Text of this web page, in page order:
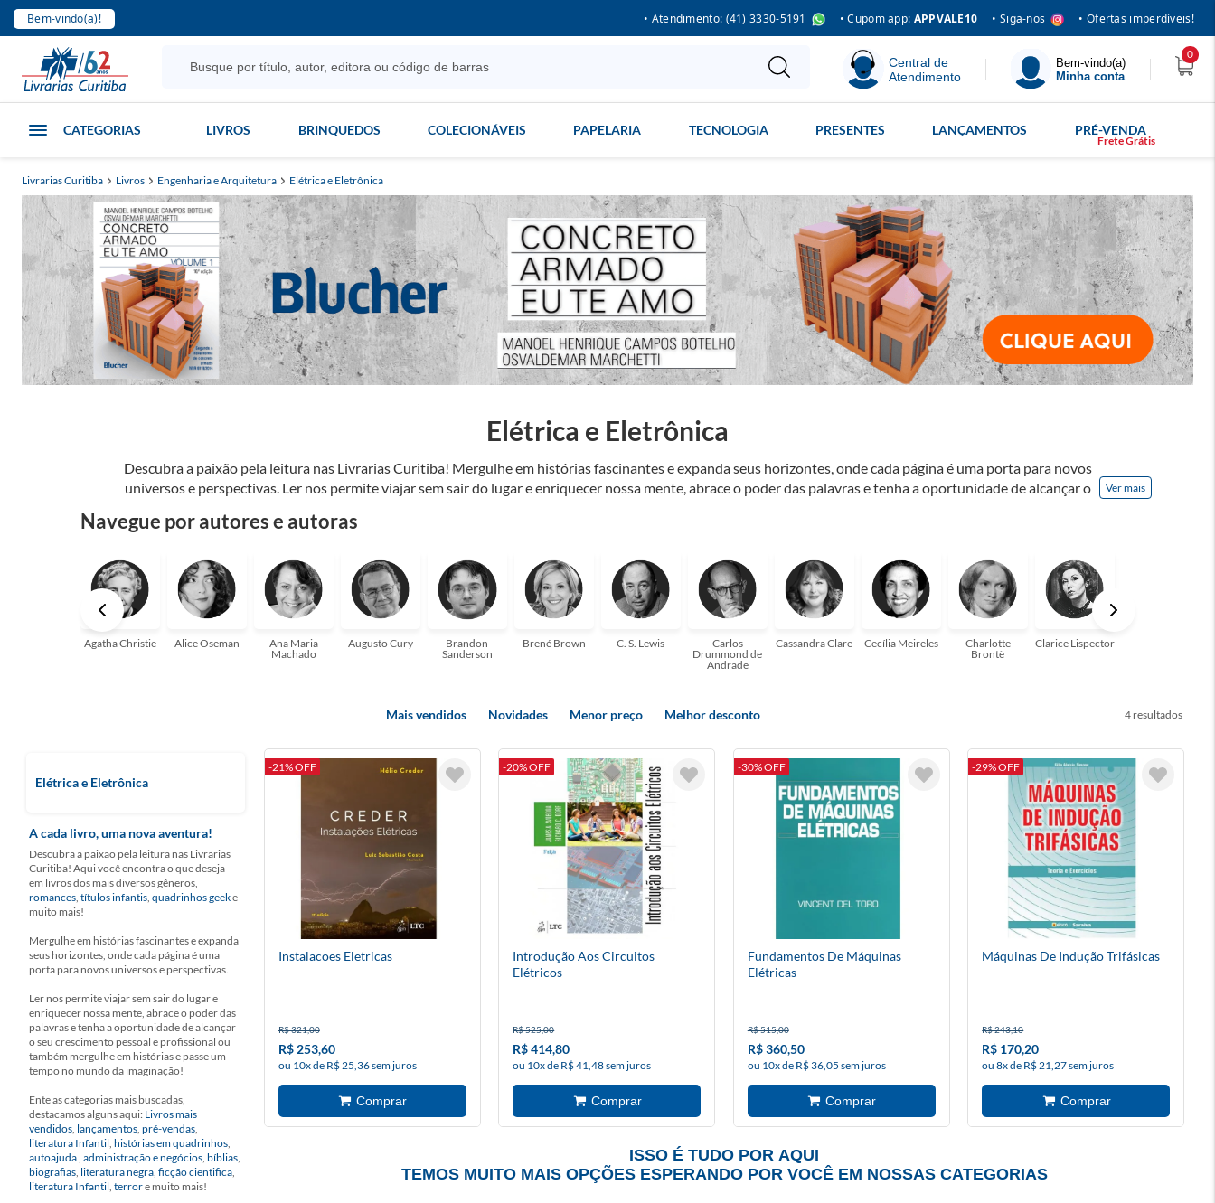
Bem-vindo(a)! • Atendimento: (41) 3330-5191 • Cupom app: APPVALE10 • Siga-nos • Ofertas imperdíveis!
Central de
Atendimento
Bem-vindo(a)
Minha conta
0
CATEGORIAS LIVROS BRINQUEDOS COLECIONÁVEIS PAPELARIA TECNOLOGIA PRESENTES LANÇAMENTOS PRÉ-VENDA
Livrarias Curitiba Livros Engenharia e Arquitetura Elétrica e Eletrônica
Descubra a paixão pela leitura nas Livrarias Curitiba! Mergulhe em histórias fascinantes e expanda seus horizontes, onde cada página é uma porta para novos
universos e perspectivas. Ler nos permite viajar sem sair do lugar e enriquecer nossa mente, abrace o poder das palavras e tenha a oportunidade de alcançar o
aqui para ajudar a transformar a sua! Tenha certeza, temos o livro perfeito para você!
Ver mais
Elétrica e Eletrônica
Navegue por autores e autoras
Agatha Christie Alice Oseman
Ana Maria
Machado
Augusto Cury
Brandon
Sanderson
Brené Brown C. S. Lewis
Carlos
Drummond de
Andrade
Cassandra Clare Cecília Meireles
Charlotte
Brontë
Clarice Lispector
Mais vendidos Novidades Menor preço Melhor desconto 4
Elétrica e Eletrônica
A cada livro, uma nova aventura!
Descubra a paixão pela leitura nas Livrarias
Curitiba! Aqui você encontra o que deseja
em livros dos mais diversos gêneros,
romances, títulos infantis, quadrinhos geeke
muito mais!
Mergulhe em histórias fascinantes e expanda
seus horizontes, onde cada página é uma
porta para novos universos e perspectivas.
Ler nos permite viajar sem sair do lugar e
enriquecer nossa mente, abrace o poder das
palavras e tenha a oportunidade de alcançar
o seu crescimento pessoal e profissional ou
também mergulhe em histórias e passe um
tempo no mundo da imaginação!
Ente as categorias mais buscadas,
destacamos alguns aqui: Livros mais
vendidos, lançamentos, pré-vendas,
literatura Infantil, histórias em quadrinhos,
autoajuda, administração e negócios, bíblias,
biografias, literatura negra, ficção cientifica,
literatura Infantil, terrore muito mais!
-21% OFF
Instalacoes Eletricas
R$ 321,00
R$ 253,60
ou 10x de R$ 25,36 sem juros
-20% OFF
Introdução Aos Circuitos
Elétricos
R$ 525,00
R$ 414,80
ou 10x de R$ 41,48 sem juros
-30% OFF
Fundamentos De Máquinas
Elétricas
R$ 515,00
R$ 360,50
ou 10x de R$ 36,05 sem juros
-29% OFF
Máquinas De Indução Trifásicas
R$ 243,10
R$ 170,20
ou 8x de R$ 21,27 sem juros
ISSO É TUDO POR AQUI
TEMOS MUITO MAIS OPÇÕES ESPERANDO POR VOCÊ EM NOSSAS CATEGORIAS